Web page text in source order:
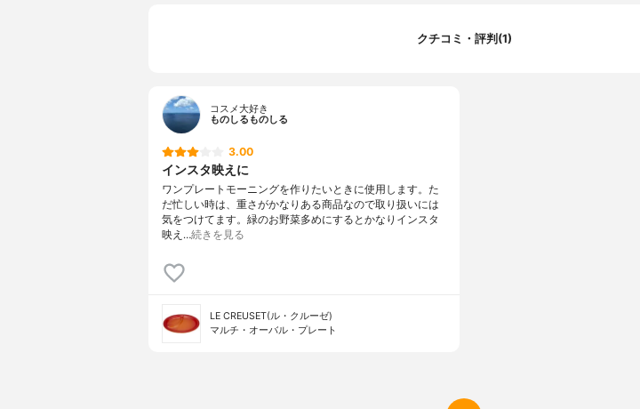
クチコミ・評判(1)
コスメ大好き
ものしるものしる
3.00
インスタ映えに
ワンプレートモーニングを作りたいときに使用します。た
だ忙しい時は、重さがかなりある商品なので取り扱いには
気をつけてます。緑のお野菜多めにするとかなりインスタ
映え…続きを見る
LE CREUSET(ル・クルーゼ)
マルチ・オーバル・プレート